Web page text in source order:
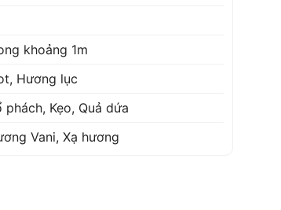
khoảng 1m
, Hương lục
phách, Kẹo, Quả dứa
Vani,Xạ hương